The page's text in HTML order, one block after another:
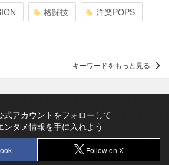
格闘技 洋楽POPS
キーワードをもっと見る
式アカウントをフォローして
ンタメ情報を手に入れよう
Follow on X